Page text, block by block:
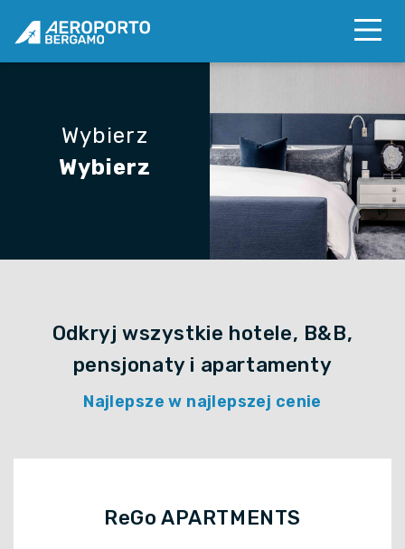
Wybierz
Wybierz
Odkryj wszystkie hotele, B&B,
pensjonaty i apartamenty
Najlepsze w najlepszej cenie
ReGo APARTMENTS